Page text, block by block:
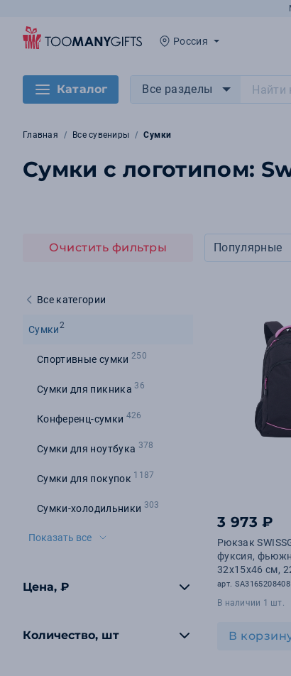
Россия
Каталог Все разделы
Главная Все сувениры Сумки
Сумки с логотипом:
Очистить фильтры
Все категории
Сумки2
Спортивные сумки 250
Сумки для пикника 36
Конференц-сумки 426
Сумки для ноутбука 378
Сумки для покупок 1187
Сумки-холодильники 303
Показать все
Цена, ₽
Количество, шт
Популярные
3 973 ₽
Рюкзак
фуксия,
32x15x46 см,
арт. SA3165208408
В наличии 1 шт.
В